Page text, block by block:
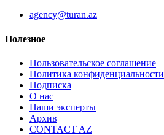
agency@turan.az
Полезное
Пользовательское соглашение
Политика конфиденциальности
Подписка
О нас
Наши эксперты
Архив
CONTACT AZ